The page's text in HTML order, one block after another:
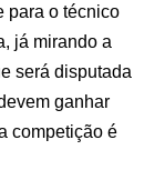
para o técnico
já mirando a
será disputada
ganhar
competição é